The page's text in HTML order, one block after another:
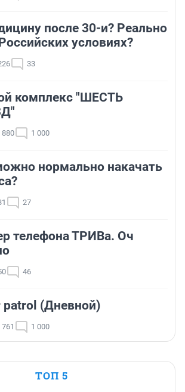
после 30-и? Реально
условиях?
33
комплекс "ШЕСТЬ
880 1 000
нормально накачать
27
телефона ТРИВа. Оч
46
patrol (Дневной)
761 1 000
ТОП 5